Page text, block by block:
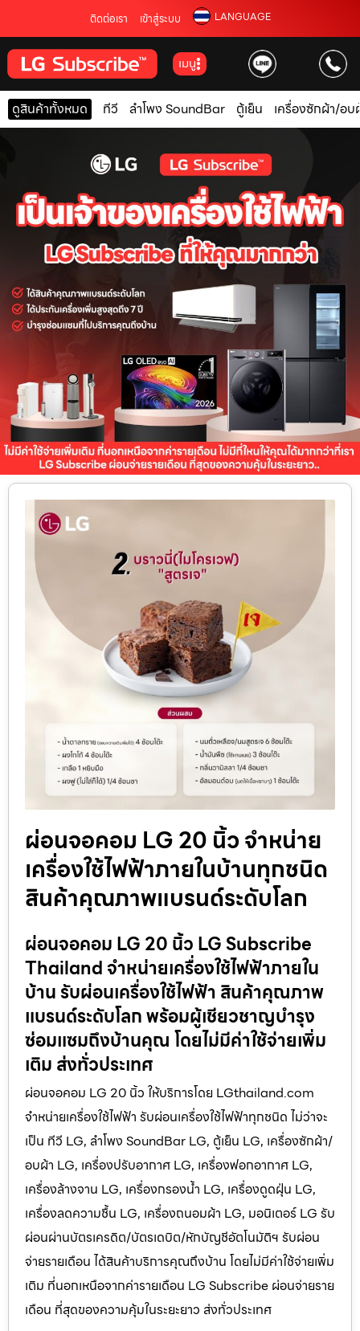
ติดต่อเรา เข้าสู่ระบบ LANGUAGE
เมนู
ดูสินค้าทั้งหมด ทีวี ลำโพง SoundBar ตู้เย็น เครื่องซักผ้า/อบ
ผ่อนจอคอม LG 20 นิ้ว จำหน่าย
เครื่องใช้ไฟฟ้าภายในบ้านทุกชนิด
สินค้าคุณภาพแบรนด์ระดับโลก
ผ่อนจอคอม LG 20 นิ้ว LG Subscribe
Thailand จำหน่ายเครื่องใช้ไฟฟ้าภายใน
บ้าน รับผ่อนเครื่องใช้ไฟฟ้า สินค้าคุณภาพ
แบรนด์ระดับโลก พร้อมผู้เชียวชาญบำรุง
ซ่อมแซมถึงบ้านคุณ โดยไม่มีค่าใช้จ่ายเพิ่ม
เติม ส่งทั่วประเทศ
ผ่อนจอคอม LG 20 นิ้ว ให้บริการโดย LGthailand.com
จำหน่ายเครื่องใช้ไฟฟ้า รับผ่อนเครื่องใช้ไฟฟ้าทุกชนิด ไม่ว่าจะ
เป็น ทีวี LG, ลำโพง SoundBar LG, ตู้เย็น LG, เครื่องซักผ้า/
อบผ้า LG, เครื่องปรับอากาศ LG, เครื่องฟอกอากาศ LG,
เครื่องล้างจาน LG, เครื่องกรองน้ำ LG, เครื่องดูดฝุ่น LG,
เครื่องลดความชื้น LG, เครื่องถนอมผ้า LG, มอนิเตอร์ LG รับ
ผ่อนผ่านบัตรเครดิต/บัตรเดบิต/หักบัญชีอัตโนมัติฯ รับผ่อน
จ่ายรายเดือน ได้สินค้าบริการคุณถึงบ้าน โดยไม่มีค่าใช้จ่ายเพิ่ม
เติม ที่นอกเหนือจากค่ารายเดือน LG Subscribe ผ่อนจ่ายราย
เดือน ที่สุดของความคุ้มในระยะยาว ส่งทั่วประเทศ